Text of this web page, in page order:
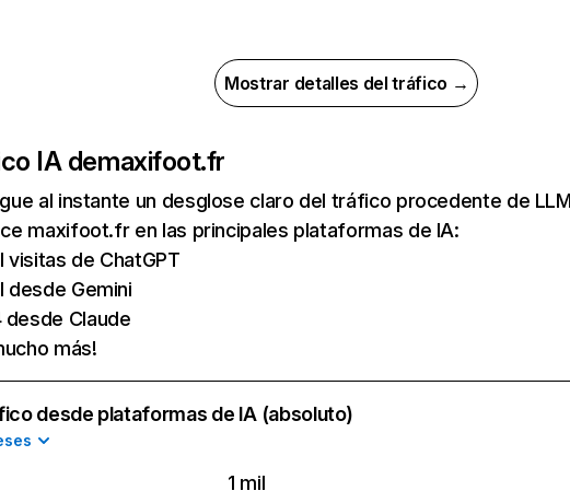
Mostrar detalles del tráfico →
IA demaxifoot.fr
al instante un desglose claro del tráfico procedente de
maxifoot.fr en las principales plataformas de IA:
visitas de ChatGPT
desde Gemini
desde Claude
más!
desde plataformas de IA (absoluto)
1 mil